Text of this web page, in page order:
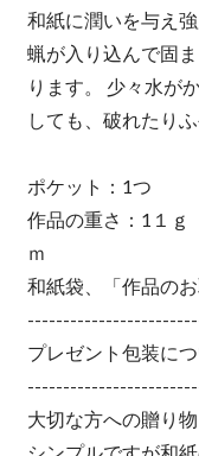
和紙に潤いを与え
蝋が入り込んで固
ります。 少々水が
しても、破れたり
ポケット：1つ
作品の重さ：1１
ｍ
和紙袋、「作品の
プレゼント包装に
大切な方への贈り